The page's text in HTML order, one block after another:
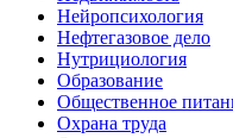
Нейропсихология
Нефтегазовое дело
Нутрициология
Образование
Общественное
Охрана труда